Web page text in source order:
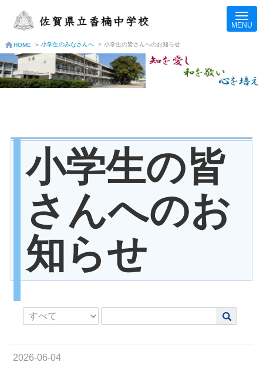
HOME > 小学生のみなさんへ > 小学生の皆さんへのお知らせ
小学生の皆
さんへのお
知らせ
2026-06-04